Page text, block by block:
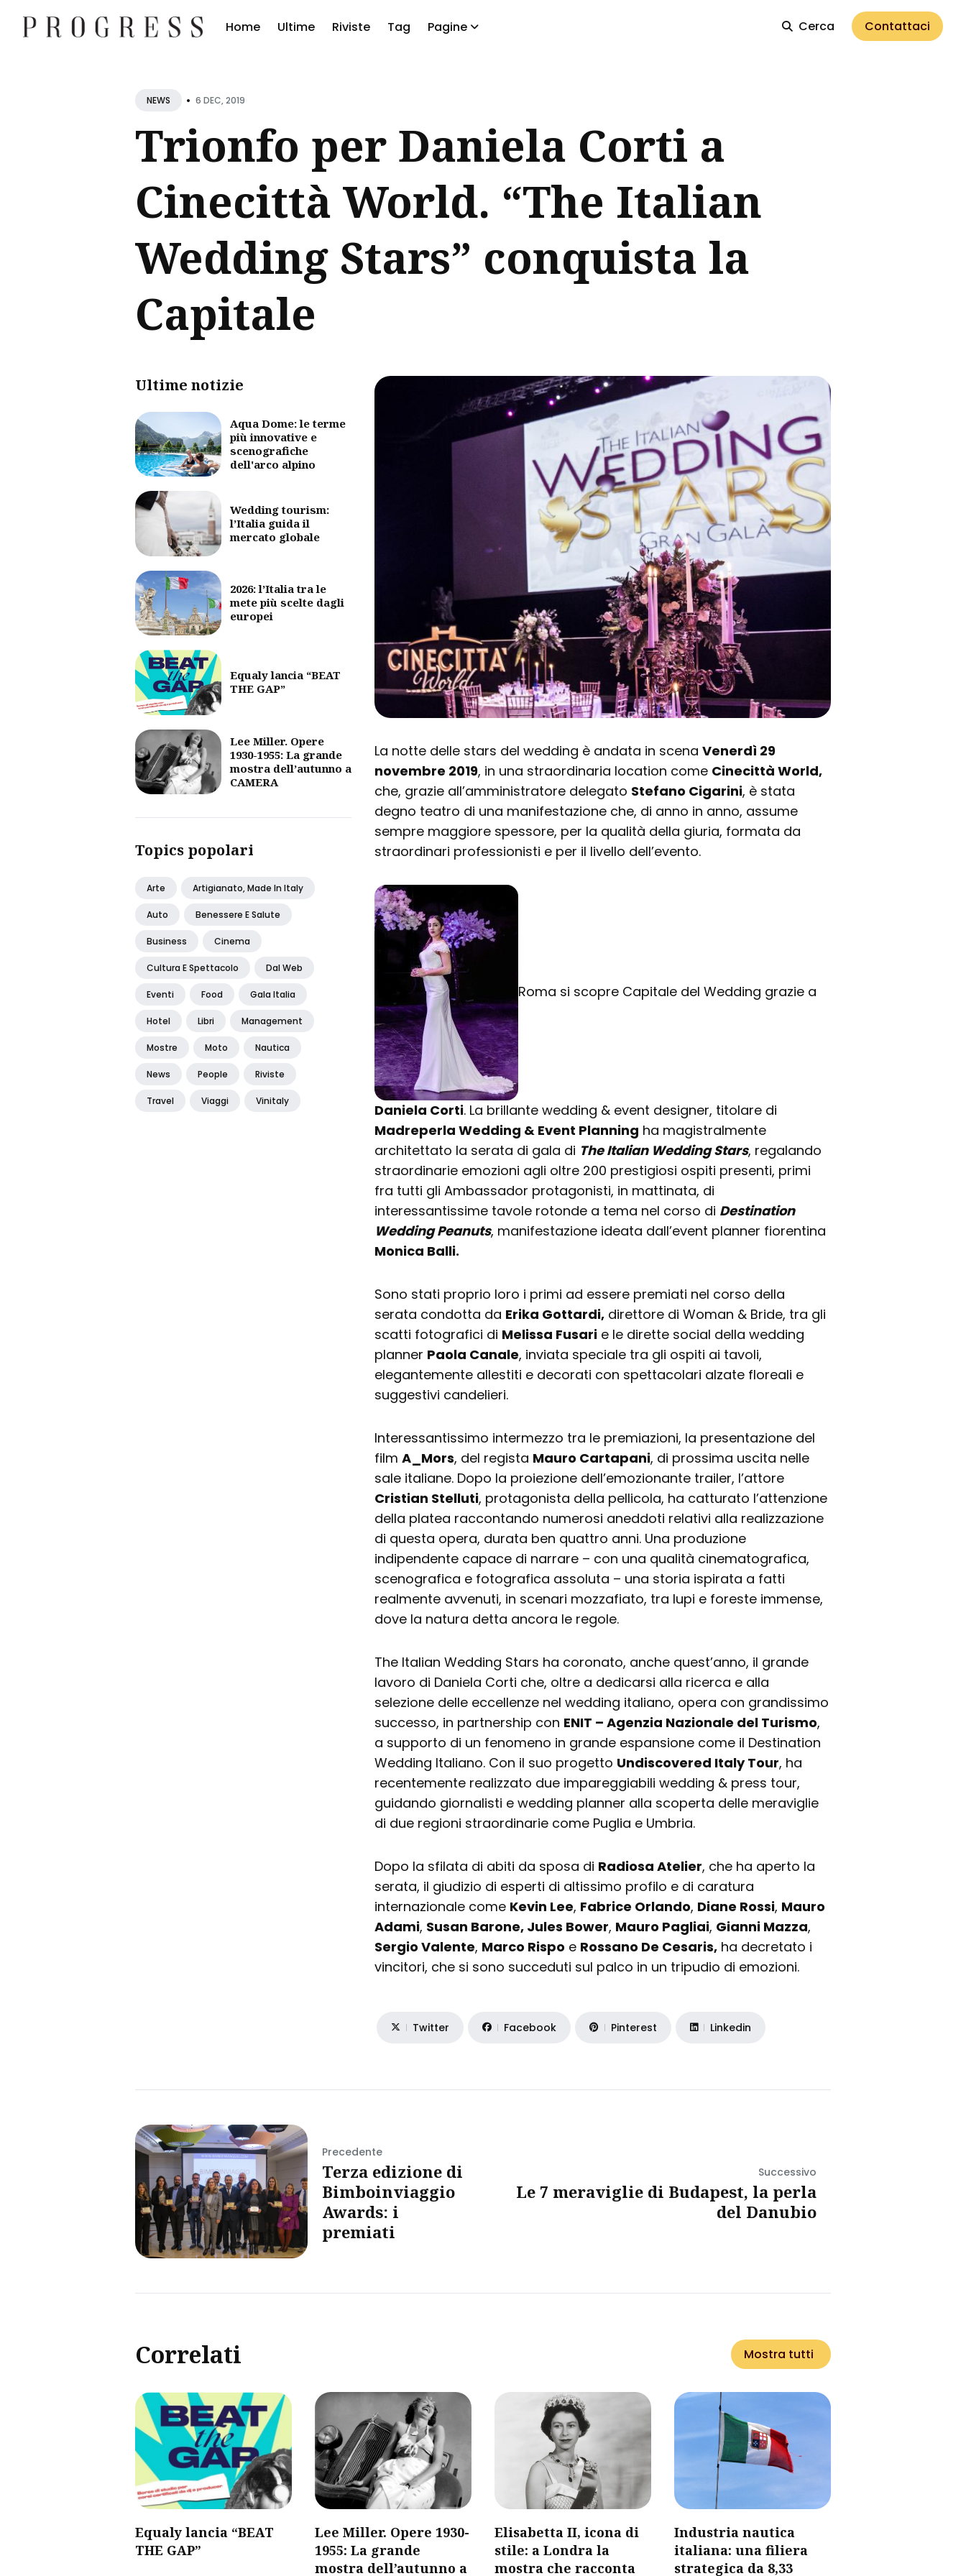
Home Ultime Riviste Tag Pagine Cerca Contattaci
NEWS • 6 DEC, 2019
Trionfo per Daniela Corti a
Cinecittà World. “The Italian
Wedding Stars” conquista la
Capitale
Ultime notizie
Aqua Dome: le terme
più innovative e
scenografiche
dell'arco alpino
Wedding tourism:
l’Italia guida il
mercato globale
2026: l’Italia tra le
mete più scelte dagli
europei
Equaly lancia “BEAT
THE GAP”
Lee Miller. Opere
1930-1955: La grande
mostra dell’autunno a
CAMERA
Topics popolari
Arte Artigianato, Made In Italy
Auto Benessere E Salute
Business Cinema
Cultura E Spettacolo Dal Web
Eventi Food Gala Italia
Hotel Libri Management
Mostre Moto Nautica
News People Riviste
Travel Viaggi Vinitaly
La notte delle stars del wedding è andata in scenaVenerdì 29
novembre 2019, in una straordinaria location come Cinecittà World,
che, grazie all’amministratore delegato Stefano Cigarini, è stata
degno teatro di una manifestazione che, di anno in anno, assume
sempre maggiore spessore, per la qualità della giuria, formata da
straordinari professionisti e per il livello dell’evento.
Roma si scopre Capitale del Wedding grazie a
Daniela Corti. La brillante wedding & event designer, titolare di
Madreperla Wedding & Event Planning ha magistralmente
architettato la serata di gala di The Italian Wedding Stars, regalando
straordinarie emozioni agli oltre 200 prestigiosi ospiti presenti, primi
fra tutti gli Ambassador protagonisti, in mattinata, di
interessantissime tavole rotonde a tema nel corso di Destination
Wedding Peanuts, manifestazione ideata dall’event planner fiorentina
Monica Balli.
Sono stati proprio loro i primi ad essere premiati nel corso della
serata condotta da Erika Gottardi, direttore di Woman & Bride, tra gli
scatti fotografici di Melissa Fusari e le dirette social della wedding
planner Paola Canale, inviata speciale tra gli ospiti ai tavoli,
elegantemente allestiti e decorati con spettacolari alzate floreali e
suggestivi candelieri.
Interessantissimo intermezzo tra le premiazioni, la presentazione del
filmA_Mors, del regista Mauro Cartapani, di prossima uscita nelle
sale italiane. Dopo la proiezione dell’emozionante trailer, l’attore
Cristian Stelluti, protagonista della pellicola, ha catturato l’attenzione
della platea raccontando numerosi aneddoti relativi alla realizzazione
di questa opera, durata ben quattro anni. Una produzione
indipendente capace di narrare – con una qualità cinematografica,
scenografica e fotografica assoluta – una storia ispirata a fatti
realmente avvenuti, in scenari mozzafiato, tra lupi e foreste immense,
dove la natura detta ancora le regole.
The Italian Wedding Stars ha coronato, anche quest’anno, il grande
lavoro di Daniela Corti che, oltre a dedicarsi alla ricerca e alla
selezione delle eccellenze nel wedding italiano, opera con grandissimo
successo, in partnership con ENIT – Agenzia Nazionale del Turismo,
a supporto di un fenomeno in grande espansione come il Destination
Wedding Italiano. Con il suo progetto Undiscovered Italy Tour, ha
recentemente realizzato due impareggiabili wedding & press tour,
guidando giornalisti e wedding planner alla scoperta delle meraviglie
di due regioni straordinarie come Puglia e Umbria.
Dopo la sfilata di abiti da sposa di Radiosa Atelier, che ha aperto la
serata, il giudizio di esperti di altissimo profilo e di caratura
internazionale come Kevin Lee, Fabrice Orlando, Diane Rossi, Mauro
Adami, Susan Barone, Jules Bower, Mauro Pagliai, Gianni Mazza,
Sergio Valente, Marco Rispo e Rossano De Cesaris, ha decretato i
vincitori, che si sono succeduti sul palco in un tripudio di emozioni.
Twitter Facebook Pinterest Linkedin
Precedente
Terza edizione di
Bimboinviaggio
Awards: i
premiati
Successivo
Le 7 meraviglie di Budapest, la perla
del Danubio
Correlati Mostra tutti
Equaly lancia “BEAT
THE GAP”
Lee Miller. Opere 1930-
1955: La grande
mostra dell’autunno a
Elisabetta II, icona di
stile: a Londra la
mostra che racconta
​Industria nautica
italiana: una filiera
strategica da 8,33